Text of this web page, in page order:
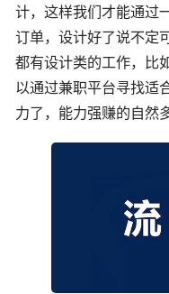
计，这样我们才能通过
订单，设计好了说不定
都有设计类的工作，比
以通过兼职平台寻找适
力了，能力强赚的自然多